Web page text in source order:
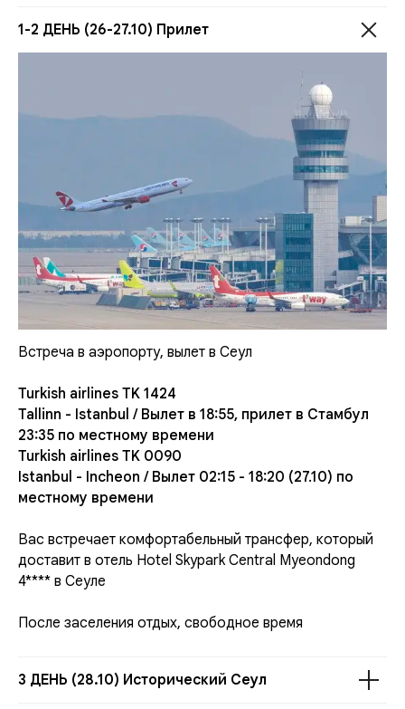
1-2 ДЕНЬ (26-27.10) Прилет
Встреча в аэропорту, вылет в Сеул
Turkish airlines TK 1424
Tallinn - Istanbul / Вылет в 18:55, прилет в Стамбул
23:35 по местному времени
Turkish airlines TK 0090
Istanbul - Incheon / Вылет 02:15 - 18:20 (27.10) по
местному времени
Вас встречает комфортабельный трансфер, который
доставит в отель Hotel Skypark Central Myeondong
4**** в Сеуле
После заселения отдых, свободное время
3 ДЕНЬ (28.10) Исторический Сеул